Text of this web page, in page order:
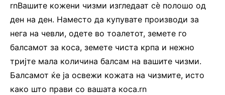
rnВашите кожени чизми изгледаат сè полошо од
ден на ден. Наместо да купувате производи за
нега на чевли, одете во тоалетот, земете го
балсамот за коса, земете чиста крпа и нежно
тријте мала количина балсам на вашите чизми.
Балсамот ќе ја освежи кожата на чизмите, исто
како што прави со вашата коса.rn